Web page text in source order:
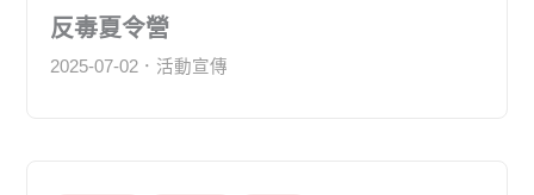
反毒夏令營
2025-07-02 活動宣傳